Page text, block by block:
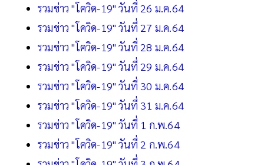
รวมข่าว "โควิด-19" วันที่ 26 ม.ค.64
รวมข่าว "โควิด-19" วันที่ 27 ม.ค.64
รวมข่าว "โควิด-19" วันที่ 28 ม.ค.64
รวมข่าว "โควิด-19" วันที่ 29 ม.ค.64
รวมข่าว "โควิด-19" วันที่ 30 ม.ค.64
รวมข่าว "โควิด-19" วันที่ 31 ม.ค.64
รวมข่าว "โควิด-19" วันที่ 1 ก.พ.64
รวมข่าว "โควิด-19" วันที่ 2 ก.พ.64